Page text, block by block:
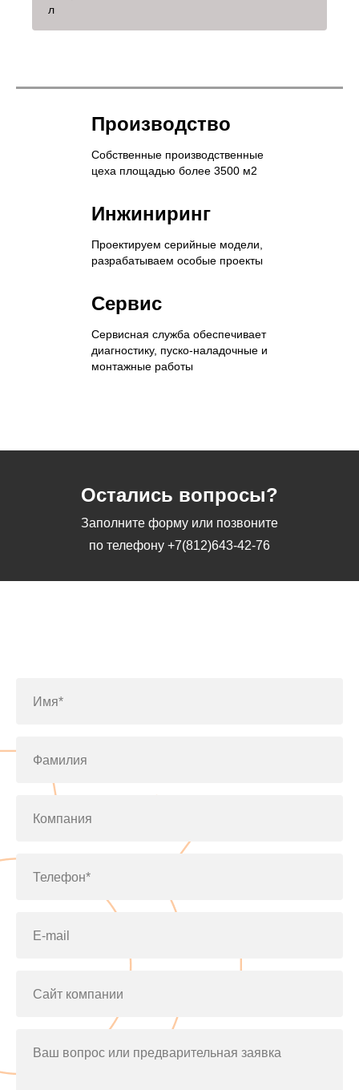
л
Производство
Собственные производственные
цеха площадью более 3500 м2
Инжиниринг
Проектируем серийные модели,
разрабатываем особые проекты
Сервис
Сервисная служба обеспечивает
диагностику, пуско-наладочные и
монтажные работы
Остались вопросы?
Заполните форму или позвоните
по телефону +7(812)643-42-76
Имя*
Фамилия
Компания
Телефон*
E-mail
Сайт компании
Ваш вопрос или предварительная заявка